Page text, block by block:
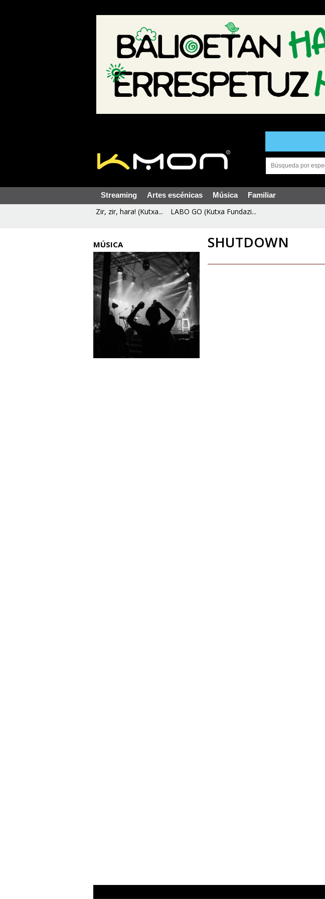
Streaming Artes escénicas Música Familiar
Zir, zir, hara! (Kutxa... LABO GO (Kutxa Fundazi...
MÚSICA SHUTDOWN